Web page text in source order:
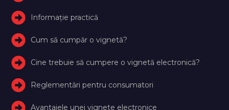
Informație practică
Cum să cumpăr o vignetă?
Cine trebuie să cumpere o vignetă electronică?
Reglementări pentru consumatori
Avantajele unei vignete electronice